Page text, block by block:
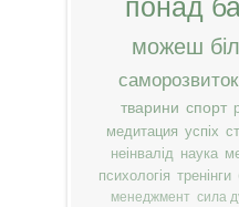
понад
можеш
саморозвиток
тварини спорт
медитация успіх
неінвалід наука
психологія тренінги
менеджмент сила